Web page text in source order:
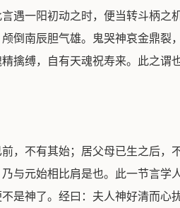
遇一阳初动之时，便当转斗柄
倒南辰胆气雄。鬼哭神哀金鼎裂
擒缚，自有天魂祝寿来。此之谓
，不有其始；居父母已生之后，
与元始相比肩是也。此一节言
是神了。经曰：夫人神好清而心